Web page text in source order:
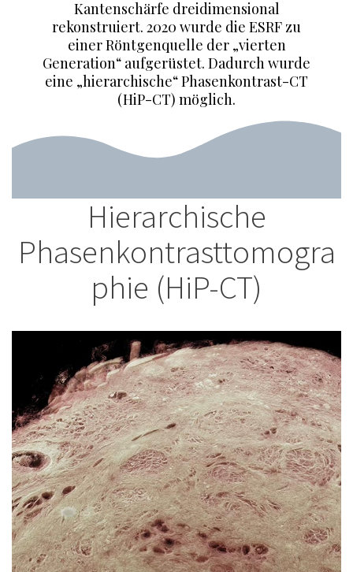
Kantenschärfe dreidimensional
rekonstruiert. 2020 wurde die ESRF zu
einer Röntgenquelle der „vierten
Generation“ aufgerüstet. Dadurch wurde
eine „hierarchische“ Phasenkontrast-CT
(HiP-CT) möglich.
Hierarchische
Phasenkontrasttomogra
phie (HiP-CT)